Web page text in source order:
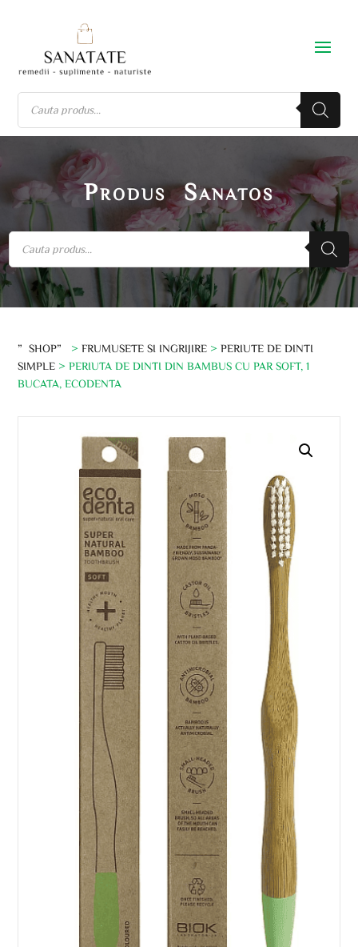
Produs Sanatos
”SHOP” >FRUMUSETE SI INGRIJIRE >PERIUTE DE DINTI
SIMPLE > PERIUTA DE DINTI DIN BAMBUS CU PAR SOFT, 1
BUCATA, ECODENTA